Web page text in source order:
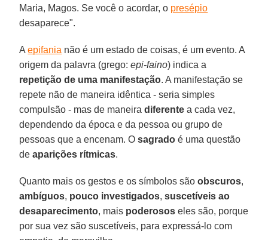
Maria, Magos. Se você o acordar, o presépio
desaparece".
Aepifania não é um estado de coisas, é um evento. A
origem da palavra (grego:epi-faino) indica a
repetição de uma manifestação. A manifestação se
repete não de maneira idêntica - seria simples
compulsão - mas de maneiradiferente a cada vez,
dependendo da época e da pessoa ou grupo de
pessoas que a encenam. Osagrado é uma questão
deaparições rítmicas.
Quanto mais os gestos e os símbolos sãoobscuros,
ambíguos, pouco investigados,suscetíveis ao
desaparecimento, mais poderosos eles são, porque
por sua vez são suscetíveis, para expressá-lo com